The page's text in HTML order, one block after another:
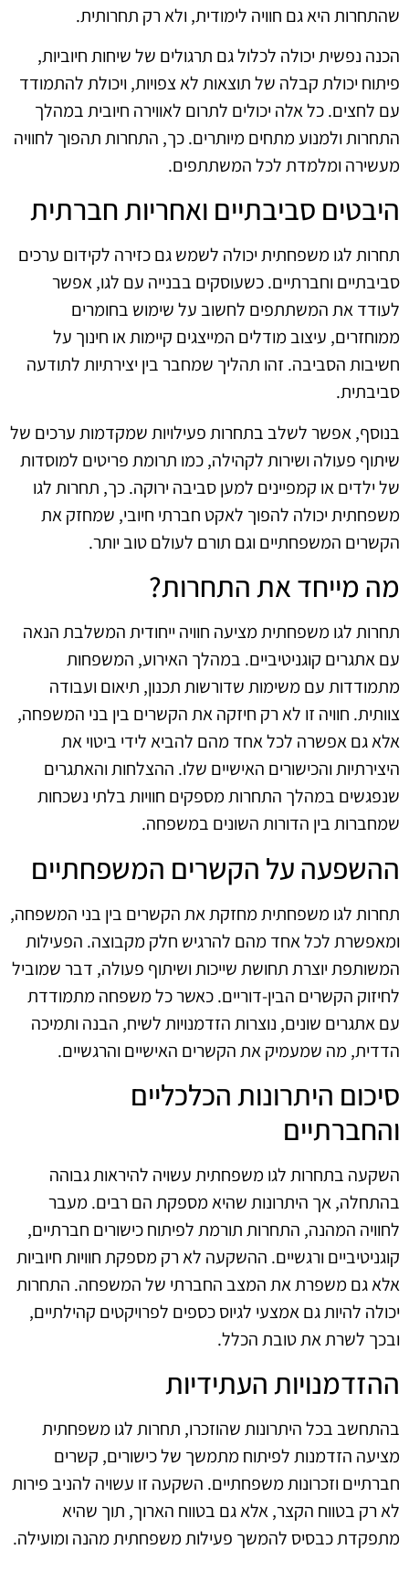
שהתחרות היא גם חוויה לימודית, ולא רק תחרותית.
הכנה נפשית יכולה לכלול גם תרגולים של שיחות חיוביות,
פיתוח יכולת קבלה של תוצאות לא צפויות, ויכולת להתמודד
עם לחצים. כל אלה יכולים לתרום לאווירה חיובית במהלך
התחרות ולמנוע מתחים מיותרים. כך, התחרות תהפוך לחוויה
מעשירה ומלמדת לכל המשתתפים.
היבטים סביבתיים ואחריות חברתית
תחרות לגו משפחתית יכולה לשמש גם כזירה לקידום ערכים
סביבתיים וחברתיים. כשעוסקים בבנייה עם לגו, אפשר
לעודד את המשתתפים לחשוב על שימוש בחומרים
ממוחזרים, עיצוב מודלים המייצגים קיימות או חינוך על
חשיבות הסביבה. זהו תהליך שמחבר בין יצירתיות לתודעה
סביבתית.
בנוסף, אפשר לשלב בתחרות פעילויות שמקדמות ערכים של
שיתוף פעולה ושירות לקהילה, כמו תרומת פריטים למוסדות
של ילדים או קמפיינים למען סביבה ירוקה. כך, תחרות לגו
משפחתית יכולה להפוך לאקט חברתי חיובי, שמחזק את
הקשרים המשפחתיים וגם תורם לעולם טוב יותר.
מה מייחד את התחרות?
תחרות לגו משפחתית מציעה חוויה ייחודית המשלבת הנאה
עם אתגרים קוגניטיביים. במהלך האירוע, המשפחות
מתמודדות עם משימות שדורשות תכנון, תיאום ועבודה
צוותית. חוויה זו לא רק חיזקה את הקשרים בין בני המשפחה,
אלא גם אפשרה לכל אחד מהם להביא לידי ביטוי את
היצירתיות והכישורים האישיים שלו. ההצלחות והאתגרים
שנפגשים במהלך התחרות מספקים חוויות בלתי נשכחות
שמחברות בין הדורות השונים במשפחה.
ההשפעה על הקשרים המשפחתיים
תחרות לגו משפחתית מחזקת את הקשרים בין בני המשפחה,
ומאפשרת לכל אחד מהם להרגיש חלק מקבוצה. הפעילות
המשותפת יוצרת תחושת שייכות ושיתוף פעולה, דבר שמוביל
לחיזוק הקשרים הבין-דוריים. כאשר כל משפחה מתמודדת
עם אתגרים שונים, נוצרות הזדמנויות לשיח, הבנה ותמיכה
הדדית, מה שמעמיק את הקשרים האישיים והרגשיים.
סיכום היתרונות הכלכליים
והחברתיים
השקעה בתחרות לגו משפחתית עשויה להיראות גבוהה
בהתחלה, אך היתרונות שהיא מספקת הם רבים. מעבר
לחוויה המהנה, התחרות תורמת לפיתוח כישורים חברתיים,
קוגניטיביים ורגשיים. ההשקעה לא רק מספקת חוויות חיוביות
אלא גם משפרת את המצב החברתי של המשפחה. התחרות
יכולה להיות גם אמצעי לגיוס כספים לפרויקטים קהילתיים,
ובכך לשרת את טובת הכלל.
ההזדמנויות העתידיות
בהתחשב בכל היתרונות שהוזכרו, תחרות לגו משפחתית
מציעה הזדמנות לפיתוח מתמשך של כישורים, קשרים
חברתיים וזכרונות משפחתיים. השקעה זו עשויה להניב פירות
לא רק בטווח הקצר, אלא גם בטווח הארוך, תוך שהיא
מתפקדת כבסיס להמשך פעילות משפחתית מהנה ומועילה.